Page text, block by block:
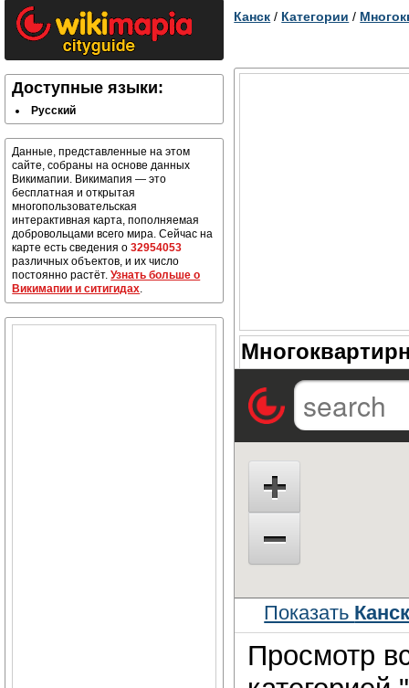
Доступные языки:
Русский
Данные, представленные на этом
сайте, собраны на основе данных
Викимапии. Викимапия — это
бесплатная и открытая
многопользовательская
интерактивная карта, пополняемая
добровольцами всего мира. Сейчас на
карте есть сведения о32954053
различных объектов, и их число
постоянно растёт.Узнать больше о
Викимапии и ситигидах.
Канск / Категории /
Показать
Просмотр